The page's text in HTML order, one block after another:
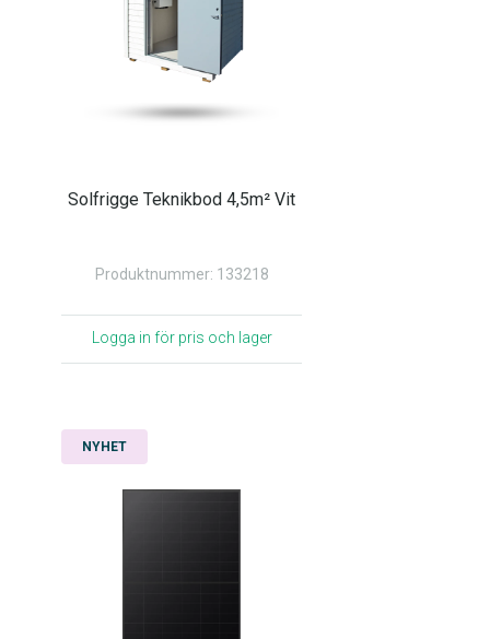
Solfrigge Teknikbod 4,5m² Vit
Produktnummer: 133218
Logga in för pris och lager
NYHET